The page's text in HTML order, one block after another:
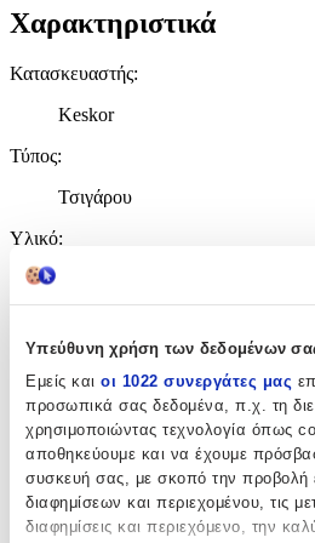
Υπεύθυνη χρήση των δεδομένων
Εμείς και οι 1022 συνεργάτες μας
προσωπικά σας δεδομένα, π.χ. τη
χρησιμοποιώντας τεχνολογία όπως
αποθηκεύουμε και να έχουμε
συσκευή σας, με σκοπό την προβολή
διαφημίσεων και περιεχομένου, τις
διαφημίσεις και περιεχόμενο, την
Χαρακτηριστικά
Κατασκευαστής:
Keskor
Τύπος:
Τσιγάρου
Υλικό:
Διάφανο
Τεμάχια:
1
Αξιολογήσεις